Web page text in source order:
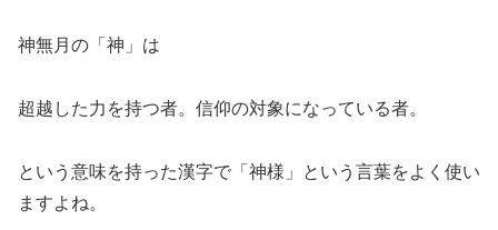
神無月の「神」は
超越した力を持つ者。信仰の対象になっている者。
という意味を持った漢字で「神様」という言葉をよく使い
ますよね。